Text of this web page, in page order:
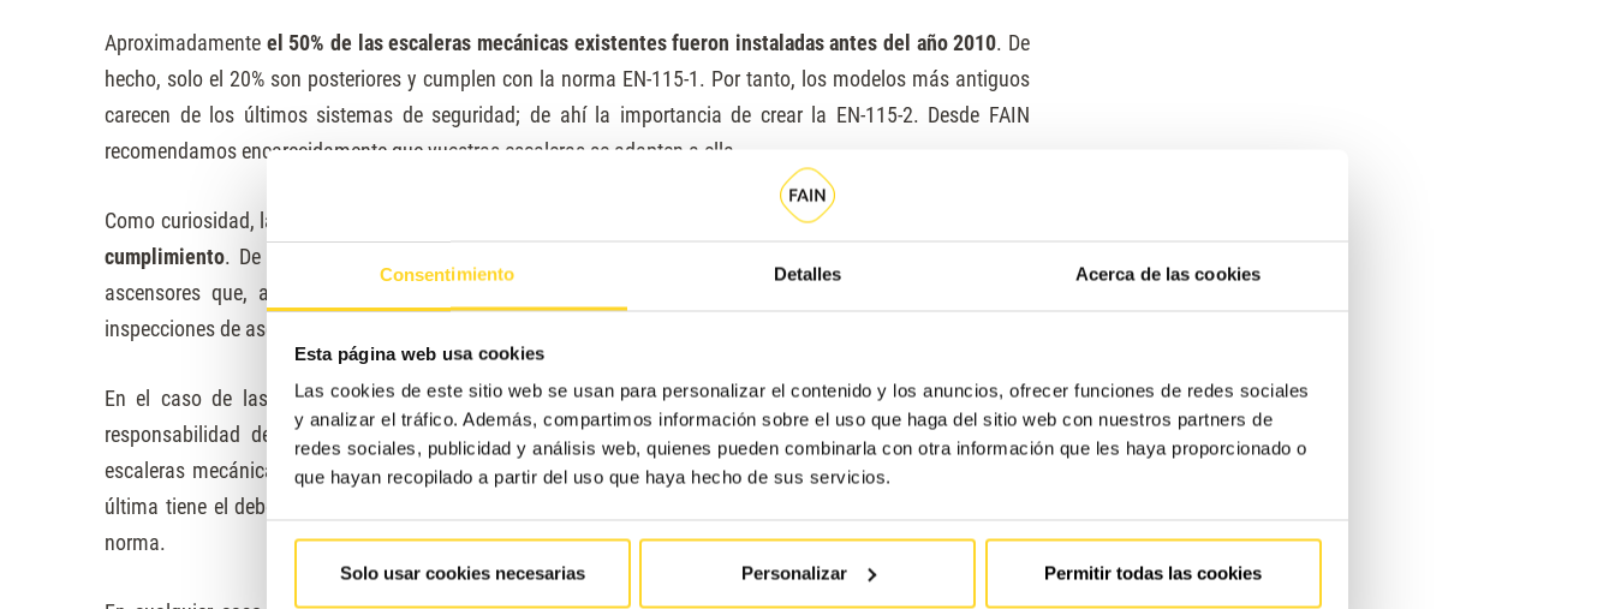
Consentimiento Detalles Acerca de las cookies
Esta página web usa cookies
Las cookies de este sitio web se usan para personalizar el contenido y los anuncios, ofrecer funciones de redes sociales
y analizar el tráfico. Además, compartimos información sobre el uso que haga del sitio web con nuestros partners de
redes sociales, publicidad y análisis web, quienes pueden combinarla con otra información que les haya proporcionado o
que hayan recopilado a partir del uso que haya hecho de sus servicios.
Solo usar cookies necesarias Personalizar Permitir todas las cookies
Aproximadamente el 50% de las escaleras mecánicas existentes fueron instaladas antes del año 2010. De
hecho, solo el 20% son posteriores y cumplen con la norma EN-115-1. Por tanto, los modelos más antiguos
carecen de los últimos sistemas de seguridad; de ahí la importancia de crear la EN-115-2. Desde FAIN
recomendamos encarecidamente que vuestras escaleras se adapten a ella.
Como curiosidad, las escaleras mecánicas no están sometidas a
ninguna normativa en España de obligado
cumplimiento. De hecho, la EN-115-1 y la EN-115-2 son meras recomendaciones.
ascensores que, a través del
inspecciones de ascensor regulares de acuerdo a la norma establecida en España.
En el caso de las escaleras,ningún organismo público es responsable de su revisión periódica. La
responsabilidad de su correcto funcionamiento recae sobre lospropietarios de la instalación de las
escaleras mecánicas y sobre la empresaencargada del mantenimiento de las escaleras mecánicas. Esta
última tiene el deber de
norma.